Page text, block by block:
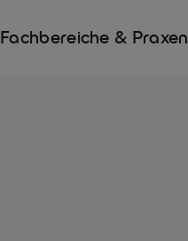
Fachbereiche & Praxen